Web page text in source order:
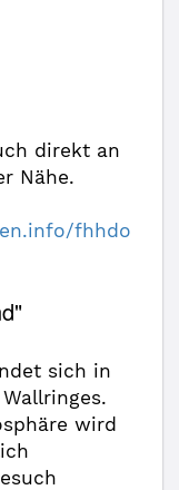
direkt an
Nähe.
fhhdo
sich in
wird